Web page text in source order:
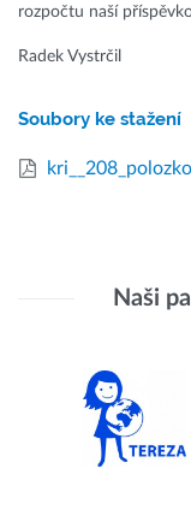
rozpočtu naší
Radek Vystrčil
Soubory ke stažení
Naši